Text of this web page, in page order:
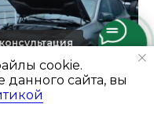
cookie.
сайта, вы